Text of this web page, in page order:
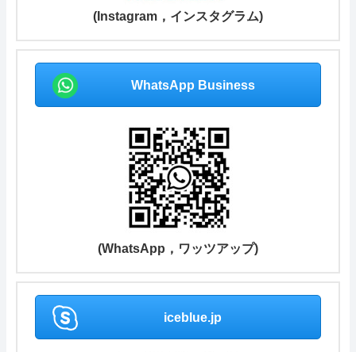
(Instagram，インスタグラム)
WhatsApp Business
(WhatsApp，ワッツアップ)
iceblue.jp